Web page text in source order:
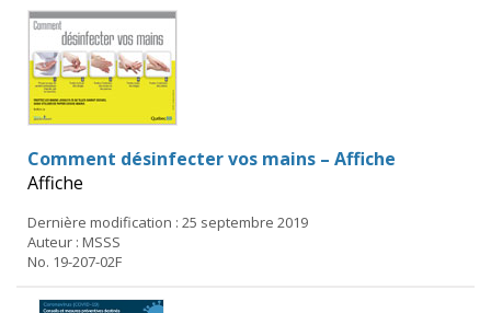
Comment désinfecter vos mains – Affiche
Affiche
Dernière modification : 25 septembre 2019
Auteur : MSSS
No. 19-207-02F